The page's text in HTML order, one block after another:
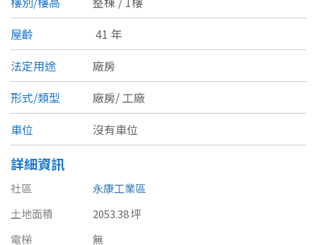
新竹市
新竹縣
苗栗縣
台中市
彰化縣
南投縣
雲林縣
不拘 公寓 電梯大樓 套房
別墅 透天厝 樓中樓 華廈
農舍 辦公 店面 工廠
坪數
屋齡
41 年
法定用途
廠房
形式/類型
廠房/工廠
車位
沒有車位
詳細資訊
社區
永康工業區
土地面積
2053.38 坪
電梯
無